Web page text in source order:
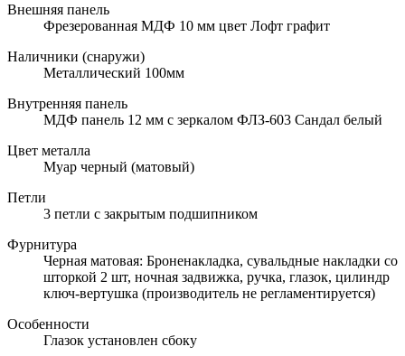
Внешняя панель
Фрезерованная МДФ 10 мм цвет Лофт графит
Наличники (снаружи)
Металлический 100мм
Внутренняя панель
МДФ панель 12 мм с зеркалом ФЛЗ-603 Сандал белый
Цвет металла
Муар черный (матовый)
Петли
3 петли с закрытым подшипником
Фурнитура
Черная матовая: Броненакладка, сувальдные накладки со
шторкой 2 шт, ночная задвижка, ручка, глазок, цилиндр
ключ-вертушка (производитель не регламентируется)
Особенности
Глазок установлен сбоку